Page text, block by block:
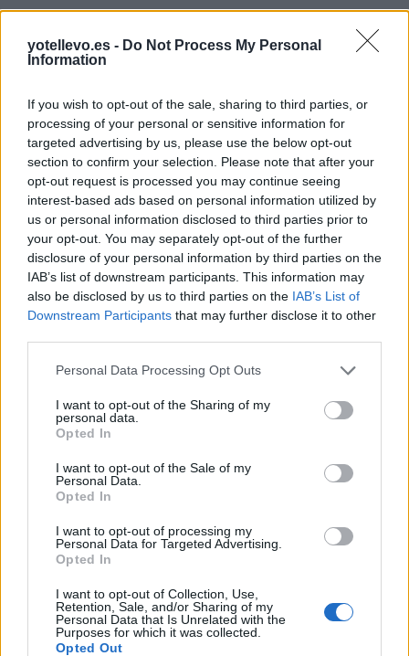
yotellevo.es - Do Not Process My Personal
Information
If you wish to opt-out of the sale, sharing to third parties, or
processing of your personal or sensitive information for
targeted advertising by us, please use the below opt-out
section to confirm your selection. Please note that after your
opt-out request is processed you may continue seeing
interest-based ads based on personal information utilized by
us or personal information disclosed to third parties prior to
your opt-out. You may separately opt-out of the further
disclosure of your personal information by third parties on the
IAB’s list of downstream participants. This information may
also be disclosed by us to third parties on the IAB’s List of
Downstream Participants that may further disclose it to other
Personal Data Processing Opt Outs
I want to opt-out of the Sharing of my
personal data.
Opted In
I want to opt-out of the Sale of my
Personal Data.
Opted In
I want to opt-out of processing my
Personal Data for Targeted Advertising.
Opted In
I want to opt-out of Collection, Use,
Retention, Sale, and/or Sharing of my
Personal Data that Is Unrelated with the
Purposes for which it was collected.
Opted Out
6,73 kilómetros
Cerecinos de Campos
Castrogonzaloa 7,37
kilómetros
Fuentes de Ropel
a 7,43
kilómetros
Vega de Villalobosa 8,24
kilómetros
Barcial del Barcoa 9,16
kilómetros
a 10,07
kilómetros
Zamoraa 50,90 kilómetros
Valladolida 75,26
kilómetros
León
a 77,84 kilómetros
Palenciaa 84,80
Salamancaa 107,96
kilómetros
Burgosa 159,17
kilómetros
Avilaa 159,23 kilómetros
Compartecómo llegar
Precios de la
gasolina en San
Esteban del Molar